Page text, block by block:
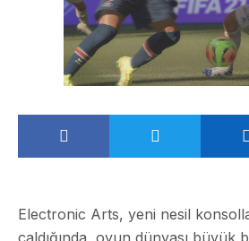
Electronic Arts, yeni nesil
çaldığında, oyun dünyası büyük